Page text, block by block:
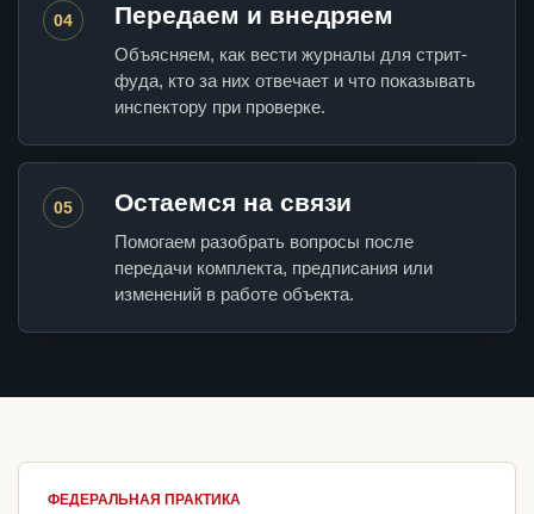
04 Передаем и внедряем
Объясняем, как вести журналы для стрит-
фуда, кто за них отвечает и что показывать
инспектору при проверке.
05 Остаемся на связи
Помогаем разобрать вопросы после
передачи комплекта, предписания или
изменений в работе объекта.
ФЕДЕРАЛЬНАЯ ПРАКТИКА